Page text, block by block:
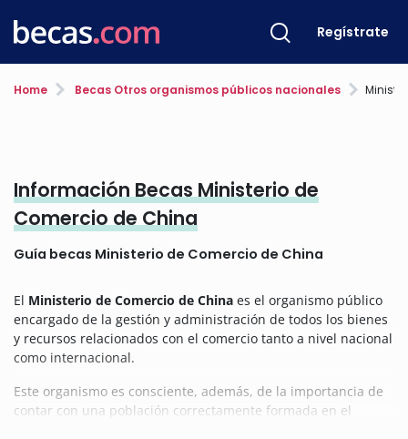
Regístrate
Home Becas Otros organismos públicos nacionales
Información Becas Ministerio de
Comercio de China
Guía becas Ministerio de Comercio de China
El Ministerio de Comercio de China es el organismo público
encargado de la gestión y administración de todos los bienes
y recursos relacionados con el comercio tanto a nivel nacional
como internacional.
Este organismo es consciente, además, de la importancia de
contar con una población correctamente formada en el